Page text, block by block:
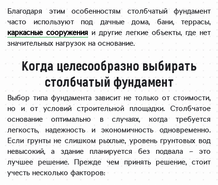
Благодаря этим особенностям столбчатый фундамент
часто используют под дачные дома, бани, террасы,
каркасные сооружения и другие легкие объекты, где нет
значительных нагрузок на основание.
Когда целесообразно выбирать
столбчатый фундамент
Выбор типа фундамента зависит не только от стоимости,
но и от условий строительной площадки. Столбчатое
основание оптимально в случаях, когда требуется
легкость, надежность и экономичность одновременно.
Если грунты не слишком рыхлые, уровень грунтовых вод
невысокий, а здание планируется без подвала – это
лучшее решение. Прежде чем принять решение, стоит
учесть несколько факторов: